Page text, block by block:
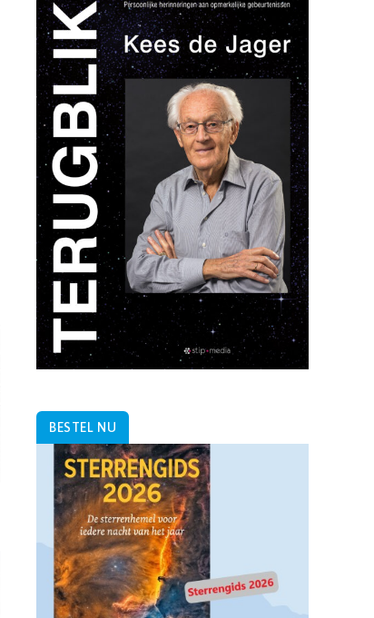
BESTEL NU